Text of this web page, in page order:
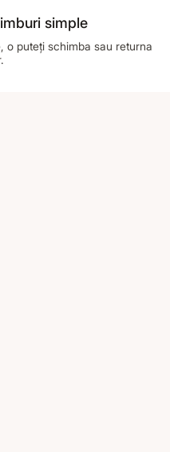
simple
o puteți schimba sau returna